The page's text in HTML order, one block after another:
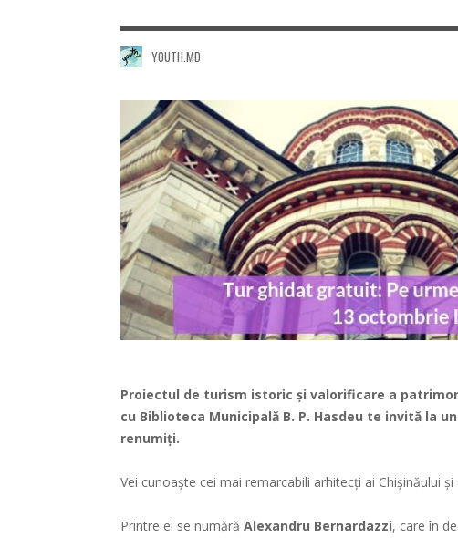
YOUTH.MD
Proiectul de turism istoric și valorificare a
cu Biblioteca Municipală B. P. Hasdeu te invită la
renumiți.
Vei cunoaște cei mai remarcabili arhitecţi ai Chişinăului
Printre ei se numără Alexandru Bernardazzi, care în